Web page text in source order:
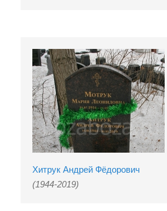
Хитрук Андрей Фёдорович
(1944-2019)